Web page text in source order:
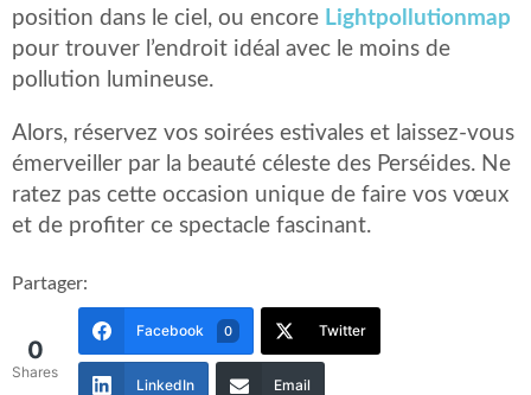
position dans le ciel, ou encore Lightpollutionmap
pour trouver l’endroit idéal avec le moins de
pollution lumineuse.
Alors, réservez vos soirées estivales et laissez-vous
émerveiller par la beauté céleste des Perséides. Ne
ratez pas cette occasion unique de faire vos vœux
et de profiter ce spectacle fascinant.
Partager:
0
Shares
Facebook 0 Twitter
LinkedIn Email